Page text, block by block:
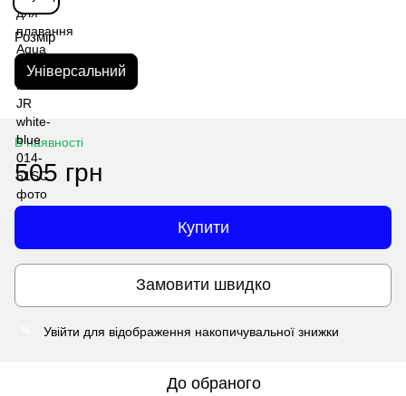
Розмір
Універсальний
В наявності
505 грн
Купити
Замовити швидко
Увійти для відображення накопичувальної знижки
До обраного